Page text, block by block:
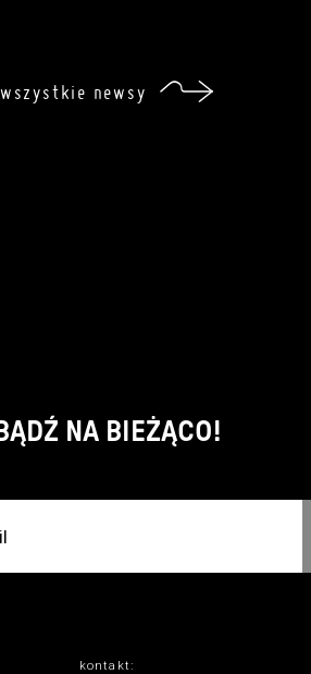
wszystkie newsy
BĄDŹ NA BIEŻĄCO!
kontakt: